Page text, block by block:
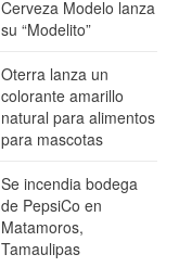
Cerveza Modelo lanza
su “Modelito”
Oterra lanza un
colorante amarillo
natural para alimentos
para mascotas
Se incendia bodega
de PepsiCo en
Matamoros,
Tamaulipas